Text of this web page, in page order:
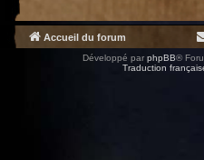
Accueil du forum
Développé par phpBB®
Traduction